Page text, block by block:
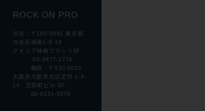
ROCK ON PRO
渋谷：〒150-0041 東京都
渋谷区神南1-8-18
クオリア神南フラッツ1F
03-3477-1776
梅田：〒530-0012
大阪府大阪市北区芝田 1-4-
14 芝田町ビル 6F
06-6131-3078